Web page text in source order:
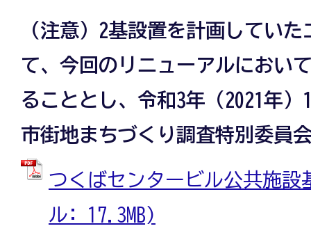
（注意）2基設置を計画してい
て、今回のリニューアルにおい
ることとし、令和3年（2021年）
市街地まちづくり調査特別委員
つくばセンタービル公共施設
ル: 17.3MB)